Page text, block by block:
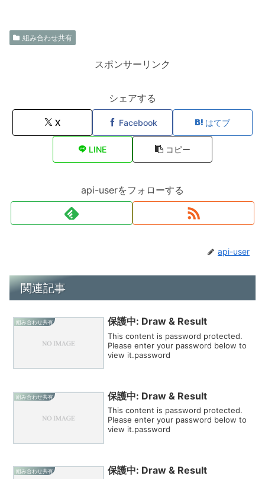
組み合わせ共有
スポンサーリンク
シェアする
X Facebook はてブ
LINE コピー
api-userをフォローする
api-user
関連記事
組み合わせ共有 保護中: Draw & Result
This content is password protected.
Please enter your password below to
view it.password
組み合わせ共有 保護中: Draw & Result
This content is password protected.
Please enter your password below to
view it.password
組み合わせ共有 保護中: Draw & Result